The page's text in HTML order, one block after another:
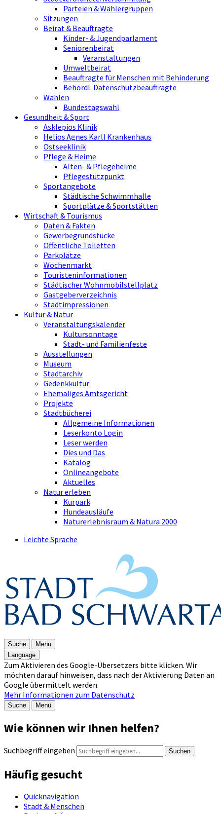
Parteien & Wählergruppen
Sitzungen
Beirat & Beauftragte
Kinder- & Jugendparlament
Seniorenbeirat
Veranstaltungen
Umweltbeirat
Beauftragte für Menschen mit Behinderung
Behördl. Datenschutzbeauftragte
Wahlen
Bundestagswahl
Gesundheit & Sport
Asklepios Klinik
Helios Agnes Karll Krankenhaus
Ostseeklinik
Pflege & Heime
Alten- & Pflegeheime
Pflegestützpunkt
Sportangebote
Städtische Schwimmhalle
Sportplätze & Sportstätten
Wirtschaft & Tourismus
Daten & Fakten
Gewerbegrundstücke
Öffentliche Toiletten
Parkplätze
Wochenmarkt
Touristeninformationen
Städtischer Wohnmobilstellplatz
Gastgeberverzeichnis
Stadtimpressionen
Kultur & Natur
Veranstaltungskalender
Kultursonntage
Stadt- und Familienfeste
Ausstellungen
Museum
Stadtarchiv
Gedenkkultur
Ehemaliges Amtsgericht
Projekte
Stadtbücherei
Allgemeine Informationen
Leserkonto Login
Leser werden
Dies und Das
Katalog
Onlineangebote
Aktuelles
Natur erleben
Kurpark
Hundeausläufe
Naturerlebnisraum & Natura 2000
Leichte Sprache
Suche
Menü
Language
Zum Aktivieren des Google-Übersetzers bitte klicken. Wir
möchten darauf hinweisen, dass nach der Aktivierung Daten an
Google übermittelt werden.
Mehr Informationen zum Datenschutz
Suche Menü
Wie können wir Ihnen helfen?
Suchbegriff eingeben Suchen
Häufig gesucht
Quicknavigation
Stadt & Menschen